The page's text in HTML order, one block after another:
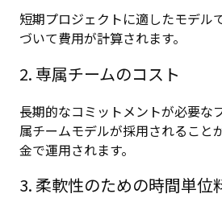
短期プロジェクトに適したモデル
づいて費用が計算されます。
2. 専属チームのコスト
長期的なコミットメントが必要な
属チームモデルが採用されること
金で運用されます。
3. 柔軟性のための時間単位